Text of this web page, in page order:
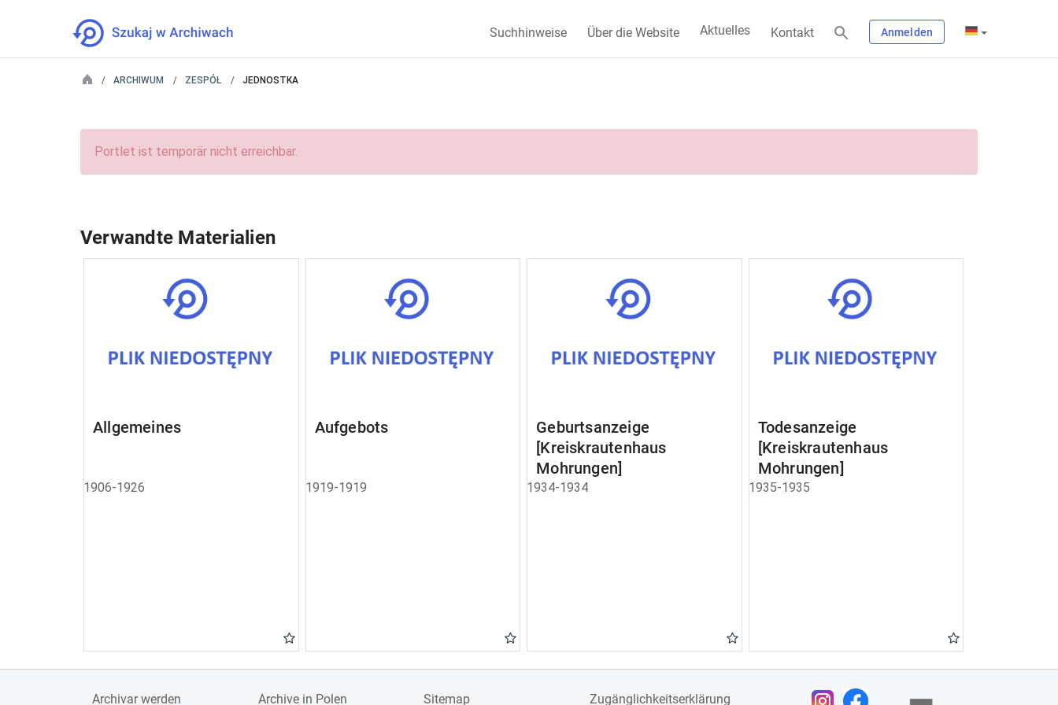
Suchhinweise Über die Website Aktuelles Kontakt Anmelden
ARCHIWUM ZESPÓŁ JEDNOSTKA
Portlet ist temporär nicht erreichbar.
Verwandte Materialien
Allgemeines
1906-1926
Aufgebots
1919-1919
Geburtsanzeige
[Kreiskrautenhaus
Mohrungen]
1934-1934
Todesanzeige
[Kreiskrautenhaus
Mohrungen]
1935-1935
Archivar werden Archive in Polen Sitemap Zugänglichkeitserklärung